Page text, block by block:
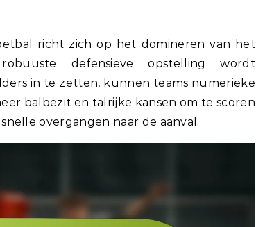
richt zich op het domineren van het
defensieve opstelling wordt
in te zetten, kunnen teams numerieke
balbezit en talrijke kansen om te scoren
overgangen naar de aanval.